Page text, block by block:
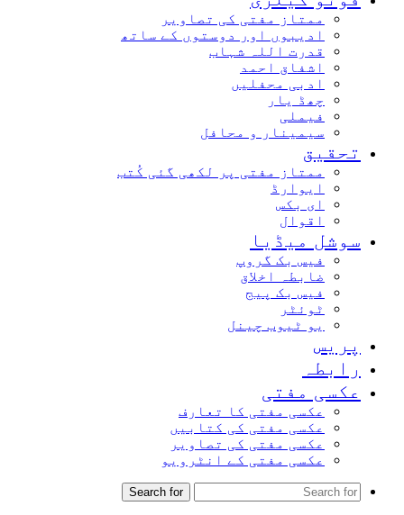
ممتاز مفتی کی تصاویر
ادیبوں اور دوستوں کے ساتھ
قدرت اللہ شہاب
اشفاق احمد
ادبی محفلیں
چھڈ یار
فیملی
سیمینار و محافل
تحقیق
ممتاز مفتی پر لکھی گئی کُتب
ایوارڈ
ای بکس
اقوال
سوشل میڈیا
فیس بک گروپ
ضابطہ اخلاق
فیس بک پیج
ٹوئٹر
یو ٹیوب چینل
پریس
رابطہ
عکسی مفتی
عکسی مفتی کا تعارف
عکسی مفتی کی کتابیں
عکسی مفتی کی تصاویر
عکسی مفتی کے انٹرویو
Search for